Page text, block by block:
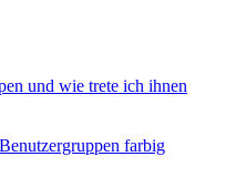
und wie trete ich ihnen
farbig